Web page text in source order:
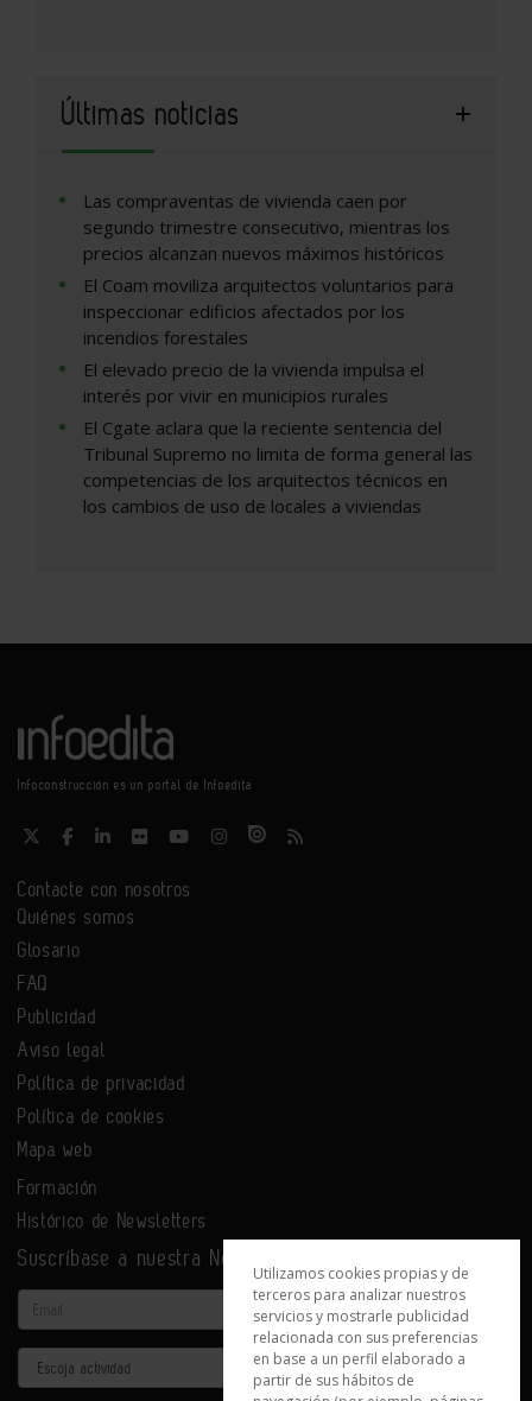
Últimas noticias
Las compraventas de vivienda caen por
segundo trimestre consecutivo, mientras los
precios alcanzan nuevos máximos históricos
El Coam moviliza arquitectos voluntarios para
inspeccionar edificios afectados por los
incendios forestales
El elevado precio de la vivienda impulsa el
interés por vivir en municipios rurales
El Cgate aclara que la reciente sentencia del
Tribunal Supremo no limita de forma general las
competencias de los arquitectos técnicos en
los cambios de uso de locales a viviendas
Infoconstrucción es un portal de Infoedita
Contacte con nosotros
Quiénes somos
Glosario
FAQ
Publicidad
Aviso legal
Política de privacidad
Política de cookies
Mapa web
Formación
Histórico de Newsletters
Suscríbase a nuestra Newsletter
Email
Actividad
Utilizamos cookies propias y de
terceros para analizar nuestros
servicios y mostrarle publicidad
relacionada con sus preferencias
en base a un perfil elaborado a
partir de sus hábitos de